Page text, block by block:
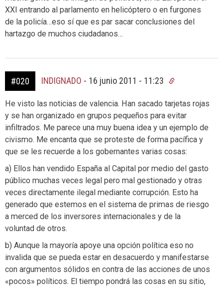
XXI entrando al parlamento en helicóptero o en furgones
de la policía…eso sí que es par sacar conclusiones del
hartazgo de muchos ciudadanos…
#020 INDIGNADO - 16 junio 2011 - 11:23
He visto las noticias de valencia. Han sacado tarjetas rojas
y se han organizado en grupos pequeños para evitar
infiltrados. Me parece una muy buena idea y un ejemplo de
civismo. Me encanta que se proteste de forma pacífica y
que se les recuerde a los gobernantes varias cosas:
a) Ellos han vendido España al Capital por medio del gasto
público muchas veces legal pero mal gestionado y otras
veces directamente ilegal mediante corrupción. Esto ha
generado que estemos en el sistema de primas de riesgo
a merced de los inversores internacionales y de la
voluntad de otros.
b) Aunque la mayoría apoye una opción política eso no
invalida que se pueda estar en desacuerdo y manifestarse
con argumentos sólidos en contra de las acciones de unos
«pocos» políticos. El tiempo pondrá las cosas en su sitio,